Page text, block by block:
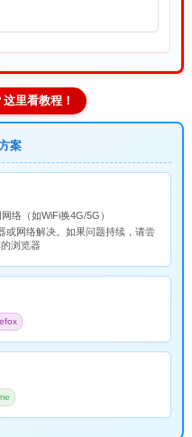
里看教程！
案
网络（如WiFi换4G/5G）
或网络解决。如果问题持续，请尝
浏览器